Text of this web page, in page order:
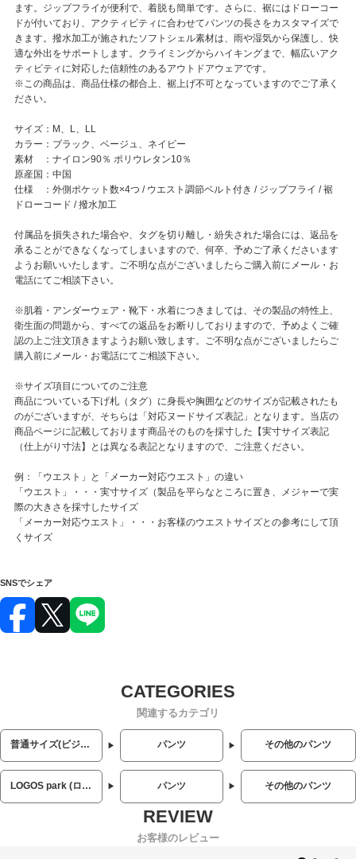
ます。ジップフライが便利で、着脱も簡単です。さらに、裾にはドローコー
ドが付いており、アクティビティに合わせてパンツの長さをカスタマイズで
きます。撥水加工が施されたソフトシェル素材は、雨や湿気から保護し、快
適な外出をサポートします。クライミングからハイキングまで、幅広いアク
ティビティに対応した信頼性のあるアウトドアウェアです。
※この商品は、商品仕様の都合上、裾上げ不可となっていますのでご了承く
ださい。
サイズ：M、L、LL
カラー：ブラック、ベージュ、ネイビー
素材 ：ナイロン90％ ポリウレタン10％
原産国：中国
仕様 ：外側ポケット数×4つ / ウエスト調節ベルト付き / ジップフライ / 裾
ドローコード / 撥水加工
付属品を損失された場合や、タグを切り離し・紛失された場合には、返品を
承ることができなくなってしまいますので、何卒、予めご了承くださいます
ようお願いいたします。ご不明な点がございましたらご購入前にメール・お
電話にてご相談下さい。
※肌着・アンダーウェア・靴下・水着につきましては、その製品の特性上、
衛生面の問題から、すべての返品をお断りしておりますので、予めよくご確
認の上ご注文頂きますようお願い致します。ご不明な点がございましたらご
購入前にメール・お電話にてご相談下さい。
※サイズ項目についてのご注意
商品についている下げ札（タグ）に身長や胸囲などのサイズが記載されたも
のがございますが、そちらは「対応ヌードサイズ表記」となります。当店の
商品ページに記載しております商品そのものを採寸した【実寸サイズ表記
（仕上がり寸法】とは異なる表記となりますので、ご注意ください。
例：「ウエスト」と「メーカー対応ウエスト」の違い
「ウエスト」・・・実寸サイズ（製品を平らなところに置き、メジャーで実
際の大きさを採寸したサイズ
「メーカー対応ウエスト」・・・お客様のウエストサイズとの参考にして頂
くサイズ
SNSでシェア
関連するカテゴリ
普通サイズ(ビジネス・カジュアル) パンツ その他のパンツ
LOGOS park (ロゴス パーク) パンツ その他のパンツ
お客様のレビュー